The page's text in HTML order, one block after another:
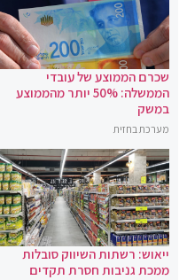
שכרם הממוצע של עובדי
הממשלה: 50% יותר מהממוצע
במשק
מערכת בחזית
ייאוש: רשתות השיווק סובלות
ממכת גניבות חסרת תקדים